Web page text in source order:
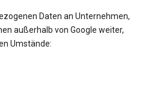
Daten an Unternehmen,
außerhalb von Google weiter,
Umstände: